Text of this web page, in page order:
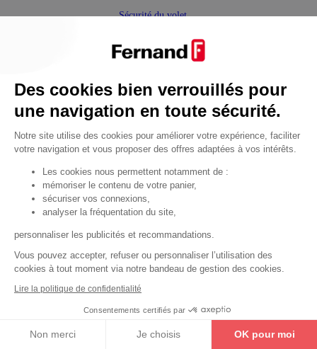
Sécurité du volet
Par fonctionnalité
Cendrier
Par fonctionnalité
Equipements de porte
•Judas de porte
Fermes-portes
•Arrêts de porte
•Butoirs de porte
• Charnières de porte
• Accessoires de fixation
Les astuces
Les équipements de porte
Les équipements pour les personnes
Des cookies bien verrouillés pour
une navigation en toute sécurité.
Notre site utilise des cookies pour améliorer votre expérience, faciliter
votre navigation et vous proposer des offres adaptées à vos intérêts.
Les cookies nous permettent notamment de :
mémoriser le contenu de votre panier,
sécuriser vos connexions,
analyser la fréquentation du site,
personnaliser les publicités et recommandations.
Vous pouvez accepter, refuser ou personnaliser l’utilisation des
cookies à tout moment via notre bandeau de gestion des cookies.
Lire la politique de confidentialité
Consentements certifiés par
Non merci Je choisis OK pour moi